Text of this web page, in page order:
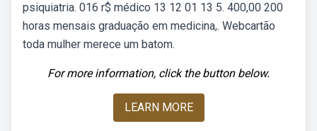
psiquiatria. 016 r$ médico 13 12 01 13 5. 400,00 200
horas mensais graduação em medicina,. Webcartão
toda mulher merece um batom.
For more information, click the button below.
LEARN MORE